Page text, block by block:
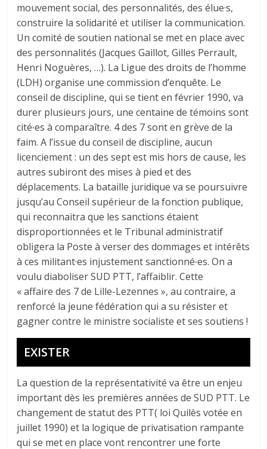
mouvement social, des personnalités, des élue·s,
construire la solidarité et utiliser la communication.
Un comité de soutien national se met en place avec
des personnalités (Jacques Gaillot, Gilles Perrault,
Henri Noguères, …). La Ligue des droits de l’homme
(LDH) organise une commission d’enquête. Le
conseil de discipline, qui se tient en février 1990, va
durer plusieurs jours, une centaine de témoins sont
cité∙es à comparaître. 4 des 7 sont en grève de la
faim. A l’issue du conseil de discipline, aucun
licenciement : un des sept est mis hors de cause, les
autres subiront des mises à pied et des
déplacements. La bataille juridique va se poursuivre
jusqu’au Conseil supérieur de la fonction publique,
qui reconnaitra que les sanctions étaient
disproportionnées et le Tribunal administratif
obligera la Poste à verser des dommages et intérêts
à ces militant·es injustement sanctionné∙es. On a
voulu diaboliser SUD PTT, l’affaiblir. Cette
« affaire des 7 de Lille-Lezennes », au contraire, a
renforcé la jeune fédération qui a su résister et
gagner contre le ministre socialiste et ses soutiens !
EXISTER
La question de la représentativité va être un enjeu
important dès les premières années de SUD PTT. Le
changement de statut des PTT( loi Quilès votée en
juillet 1990) et la logique de privatisation rampante
qui se met en place vont rencontrer une forte